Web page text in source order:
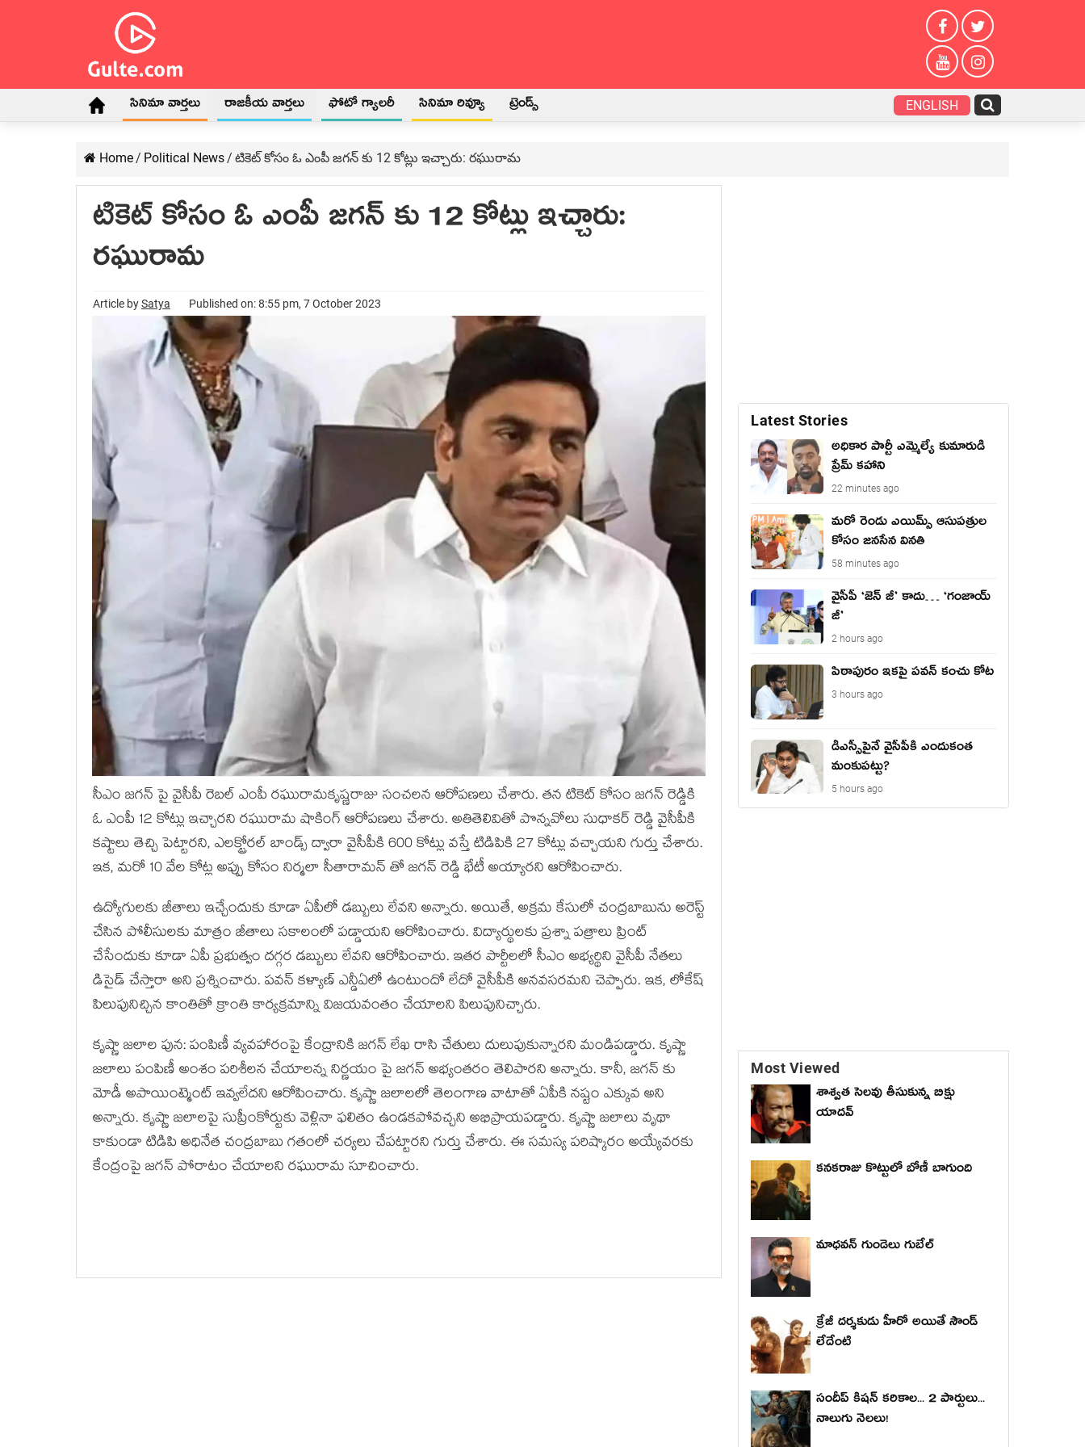
సినిమా వార్తలు రాజకీయ వార్తలు ఫోటో గ్యాలరీ సినిమా రివ్యూ ట్రెండ్స్ ENGLISH
Home/ Political News/ టికెట్ కోసం ఓ ఎంపీ జగన్ కు 12 కోట్లు ఇచ్చారు: రఘురామ
టికెట్ కోసం ఓ ఎంపీ జగన్ కు 12 కోట్లు ఇచ్చారు:
రఘురామ
Article bySatya Published on: 8:55 pm, 7 October 2023
సీఎం జగన్ పై వైసీపీ రెబల్ ఎంపీ రఘురామకృష్ణరాజు సంచలన ఆరోపణలు చేశారు. తన టికెట్ కోసం జగన్ రెడ్డికి
ఓ ఎంపీ 12 కోట్లు ఇచ్చారని రఘురామ షాకింగ్ ఆరోపణలు చేశారు. అతితెలివితో పొన్నవోలు సుధాకర్ రెడ్డి వైసీపీకి
కష్టాలు తెచ్చి పెట్టారని, ఎలక్ట్రోరల్ బాండ్స్ ద్వారా వైసీపీకి 600 కోట్లు వస్తే టిడిపికి 27 కోట్లు వచ్చాయని గుర్తు చేశారు.
ఇక, మరో 10 వేల కోట్ల అప్పు కోసం నిర్మలా సీతారామన్ తో జగన్ రెడ్డి భేటీ అయ్యారని ఆరోపించారు.
ఉద్యోగులకు జీతాలు ఇచ్చేందుకు కూడా ఏపీలో డబ్బులు లేవని అన్నారు. అయితే, అక్రమ కేసులో చంద్రబాబును అరెస్ట్
చేసిన పోలీసులకు మాత్రం జీతాలు సకాలంలో పడ్డాయని ఆరోపించారు. విద్యార్థులకు ప్రశ్నా పత్రాలు ప్రింట్
చేసేందుకు కూడా ఏపీ ప్రభుత్వం దగ్గర డబ్బులు లేవని ఆరోపించారు. ఇతర పార్టీలలో సీఎం అభ్యర్థిని వైసీపీ నేతలు
డిసైడ్ చేస్తారా అని ప్రశ్నించారు. పవన్ కళ్యాణ్ ఎన్డీఏలో ఉంటుందో లేదో వైసీపీకి అనవసరమని చెప్పారు. ఇక, లోకేష్
పిలుపునిచ్చిన కాంతితో క్రాంతి కార్యక్రమాన్ని విజయవంతం చేయాలని పిలుపునిచ్చారు.
కృష్ణా జలాల పున: పంపిణీ వ్యవహారంపై కేంద్రానికి జగన్ లేఖ రాసి చేతులు దులుపుకున్నారని మండిపడ్డారు. కృష్ణా
జలాలు పంపిణీ అంశం పరిశీలన చేయాలన్న నిర్ణయం పై జగన్ అభ్యంతరం తెలిపారని అన్నారు. కానీ, జగన్ కు
మోడీ అపాయింట్మెంట్ ఇవ్వలేదని ఆరోపించారు. కృష్ణా జలాలలో తెలంగాణ వాటాతో ఏపీకి నష్టం ఎక్కువ అని
అన్నారు. కృష్ణా జలాలపై సుప్రీంకోర్టుకు వెళ్లినా ఫలితం ఉండకపోవచ్చని అభిప్రాయపడ్డారు. కృష్ణా జలాలు వృథా
కాకుండా టిడిపి అధినేత చంద్రబాబు గతంలో చర్యలు చేపట్టారని గుర్తు చేశారు. ఈ సమస్య పరిష్కారం అయ్యేవరకు
కేంద్రంపై జగన్ పోరాటం చేయాలని రఘురామ సూచించారు.
Latest Stories
అధికార పార్టీ ఎమ్మెల్యే కుమారుడి
ప్రేమ్ కహాని
22 minutes ago
మరో రెండు ఎయిమ్స్ ఆసుపత్రుల
కోసం జనసేన వినతి
58 minutes ago
వైసీపీ ‘జెన్ జీ’ కాదు… ‘గంజాయ్
జీ’
2 hours ago
పిఠాపురం ఇకపై పవన్ కంచు కోట
3 hours ago
డీఎస్సీపైనే వైసీపీకి ఎందుకంత
మంకుపట్టు?
5 hours ago
Most Viewed
శాశ్వత సెలవు తీసుకున్న బిక్షు
యాదవ్
కనకరాజు కొట్టులో బోణీ బాగుంది
మాధ‌వ‌న్ గుండెలు గుబేల్‌
క్రేజీ దర్శకుడు హీరో అయితే సౌండ్
లేదేంటి
సందీప్ కిషన్ కరికాల... 2 పార్టులు...
నాలుగు నెలలు!